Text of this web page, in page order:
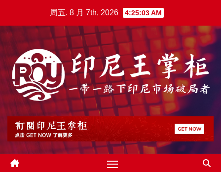
周五. 8 月 7th, 2026 4:25:04 AM